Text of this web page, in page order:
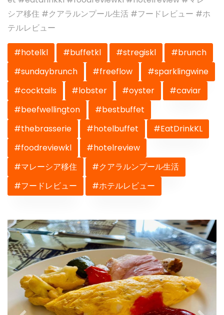
シア移住 #クアラルンプール生活 #フードレビュー #ホ
テルレビュー
#hotelkl #buffetkl #stregiskl
#brunch
#sundaybrunch
#freeflow
#sparklingwine
#cocktails
#lobster #oyster
#caviar
#beefwellington
#bestbuffet
#thebrasserie
#hotelbuffet
#EatDrinkKL
#foodreviewkl
#hotelreview
#マレーシア移住
#クアラルンプール生活
#フードレビュー
#ホテルレビュー